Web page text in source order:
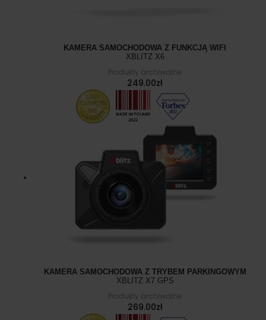
KAMERA SAMOCHODOWA Z FUNKCJĄ WIFI
XBLITZ X6
Produkty archiwalne
249.00zł
KAMERA SAMOCHODOWA Z TRYBEM PARKINGOWYM
XBLITZ X7 GPS
Produkty archiwalne
269.00zł